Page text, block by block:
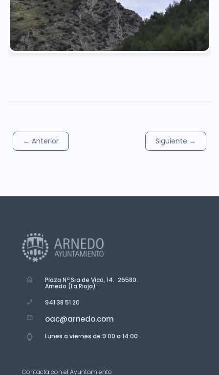
← Anterior Siguiente →
Plaza Nª Sra de Vico, 14. 26580.
Arnedo (La Rioja)
941 38 51 20
oac@arnedo.com
Lunes a viernes de 9:00 a 14:00
Contacta con el Ayuntamiento